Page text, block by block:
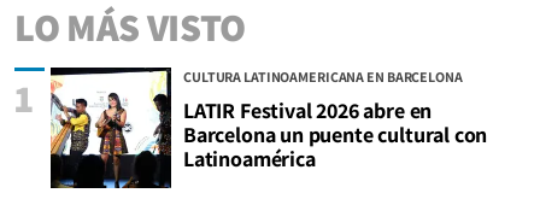
LO MÁS VISTO
CULTURA LATINOAMERICANA EN BARCELONA
LATIR Festival 2026 abre en
Barcelona un puente cultural con
Latinoamérica
1